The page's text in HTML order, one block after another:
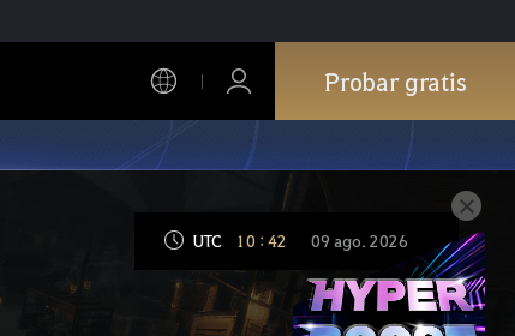
Probar gratis
UTC 10 :42 09 ago. 2026